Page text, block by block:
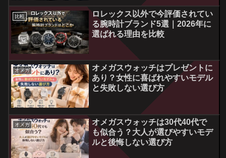
比較
ロレックス以外で今評価されてい
る腕時計ブランド5選｜2026年に
選ばれる理由を比較
オメガ
オメガスウォッチはプレゼントに
あり？女性に喜ばれやすいモデル
と失敗しない選び方
オメガ
オメガスウォッチは30代40代で
も似合う？大人が選びやすいモデ
ルと後悔しない選び方